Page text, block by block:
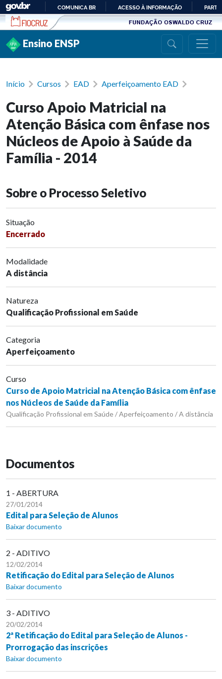
Ir para conteúdo
PARA
COMUNICA BR ACESSO À INFORMAÇÃO
Ensino ENSP
Início Cursos EAD Aperfeiçoamento EAD
Curso Apoio Matricial na
Atenção Básica com ênfase nos
Núcleos de Apoio à Saúde da
Família - 2014
Sobre o Processo Seletivo
Situação
Encerrado
Modalidade
A distância
Natureza
Qualificação Profissional em Saúde
Categoria
Aperfeiçoamento
Curso
Curso de Apoio Matricial na Atenção Básica com ênfase
nos Núcleos de Saúde da Família
Qualificação Profissional em Saúde / Aperfeiçoamento / A distância
Documentos
1 - ABERTURA
27/01/2014
Edital para Seleção de Alunos
Baixar documento
2 - ADITIVO
12/02/2014
Retificação do Edital para Seleção de Alunos
Baixar documento
3 - ADITIVO
20/02/2014
2ª Retificação do Edital para Seleção de Alunos -
Prorrogação das inscrições
Baixar documento